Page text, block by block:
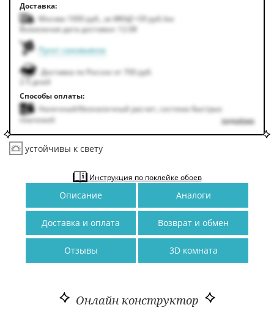
Доставка:
Москва 1000руб. за МКАД +50руб./км
Возможная дата доставки: 12.08
Пункт самовывоза
Доставка по России от 700 руб.
2-5 дней
Способы оплаты:
Наличный/безналичный расчет, система быстрых
платежей
подробнее
устойчивы к свету
Инструкция по поклейке обоев
Описание Аналоги
Доставка и оплата Возврат и обмен
Отзывы 3D комната
Онлайн конструктор